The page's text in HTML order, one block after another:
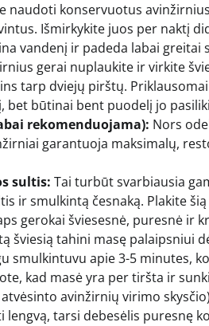
naudoti konservuotus
Išmirkykite juos per naktį
vandenį ir padeda labai
gerai nuplaukite ir virkite
tarp dviejų pirštų.
bet būtinai bent puodelį jo
rekomenduojama): Nors
garantuoja maksimalų,
sultis: Tai turbūt svarbiausia
ir smulkintą česnaką. Plakite
gerokai šviesesnė, puresnė ir
šviesią tahini masę palaipsniui
smulkintuvu apie 3-5 minutes,
kad masė yra per tiršta ir
avinžirnių virimo
tarsi debesėlis puresnę